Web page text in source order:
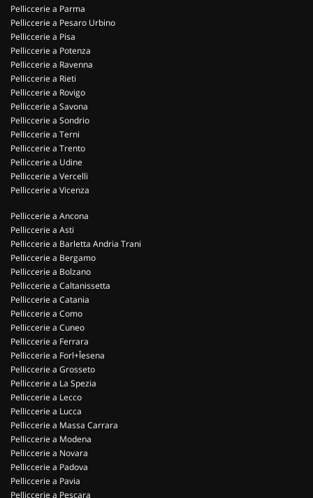
Pelliccerie a Parma
Pelliccerie a Pesaro Urbino
Pelliccerie a Pisa
Pelliccerie a Potenza
Pelliccerie a Ravenna
Pelliccerie a Rieti
Pelliccerie a Rovigo
Pelliccerie a Savona
Pelliccerie a Sondrio
Pelliccerie a Terni
Pelliccerie a Trento
Pelliccerie a Udine
Pelliccerie a Vercelli
Pelliccerie a Vicenza
Pelliccerie a Ancona
Pelliccerie a Asti
Pelliccerie a Barletta Andria Trani
Pelliccerie a Bergamo
Pelliccerie a Bolzano
Pelliccerie a Caltanissetta
Pelliccerie a Catania
Pelliccerie a Como
Pelliccerie a Cuneo
Pelliccerie a Ferrara
Pelliccerie a Forl+Îesena
Pelliccerie a Grosseto
Pelliccerie a La Spezia
Pelliccerie a Lecco
Pelliccerie a Lucca
Pelliccerie a Massa Carrara
Pelliccerie a Modena
Pelliccerie a Novara
Pelliccerie a Padova
Pelliccerie a Pavia
Pelliccerie a Pescara